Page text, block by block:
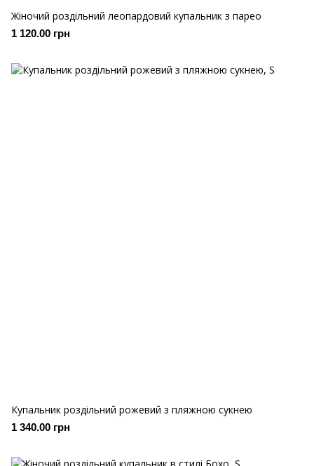
Жіночий роздільний леопардовий купальник з парео
1 120.00 грн
Купальник роздільний рожевий з пляжною сукнею
1 340.00 грн